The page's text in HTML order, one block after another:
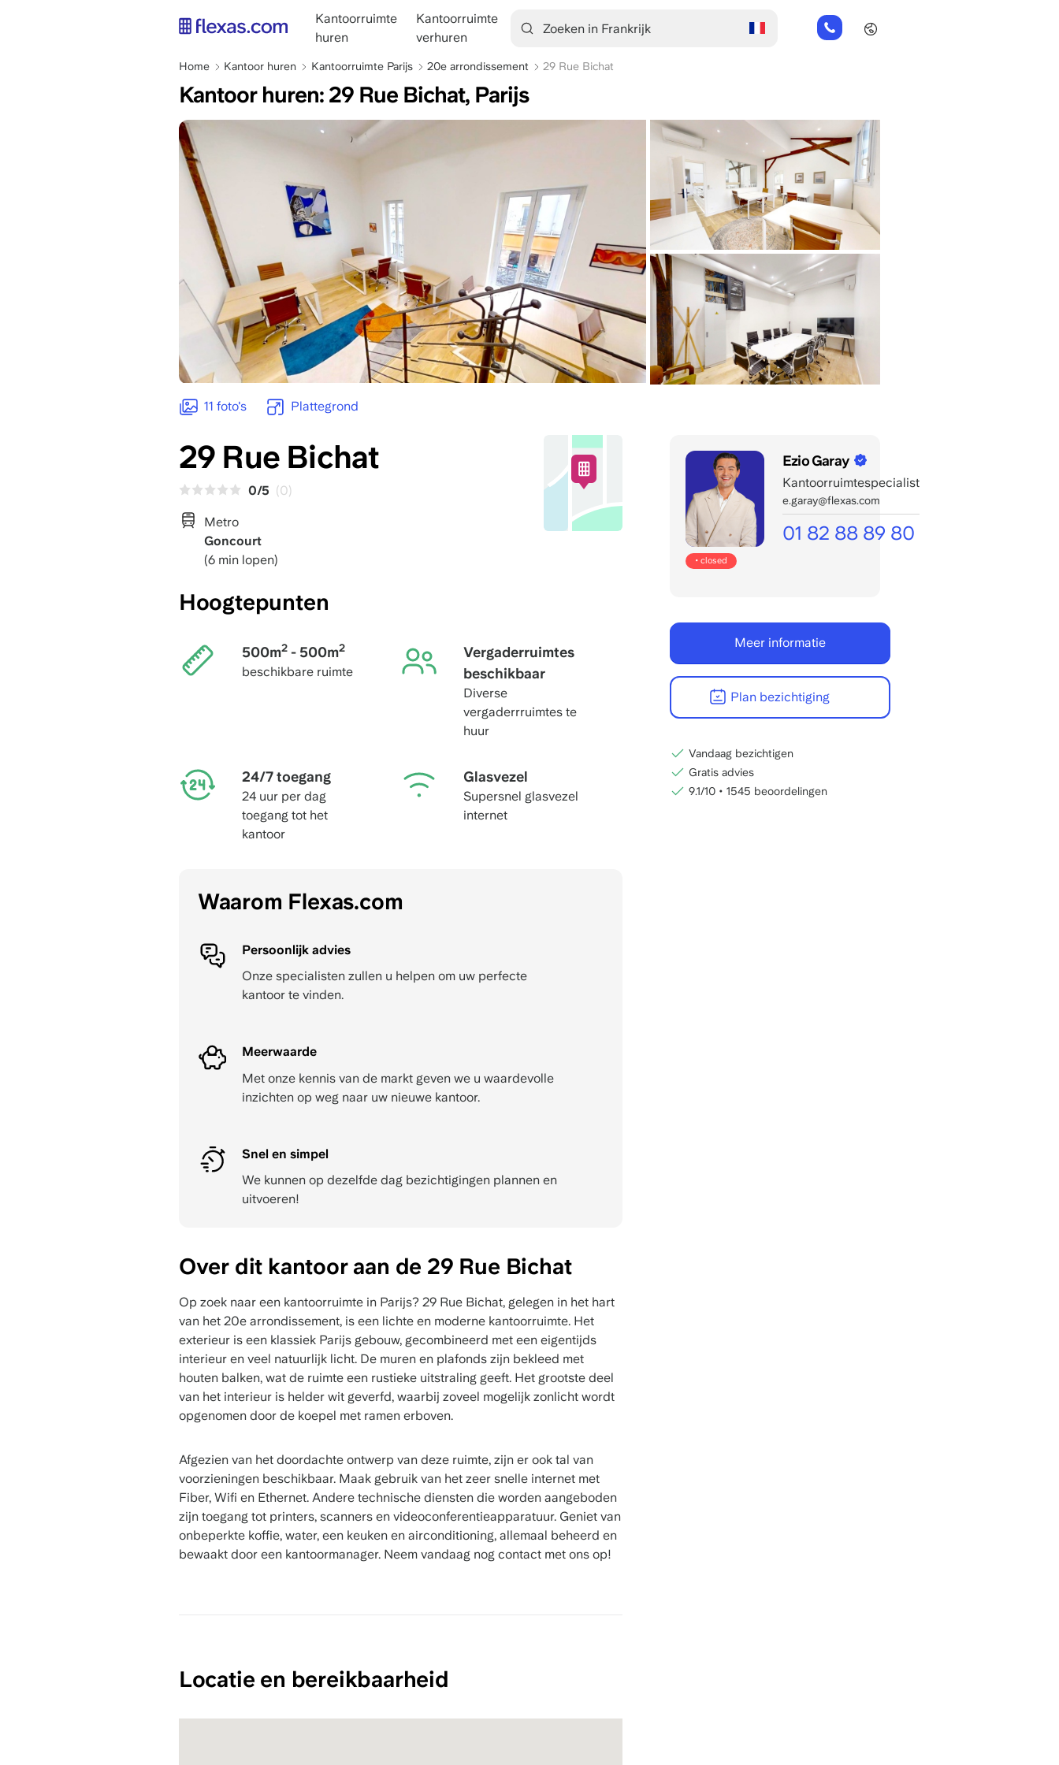
main
navigation
Kantoorruimte
huren
Kantoorruimte
verhuren
01
82
Kruimelpad
Home Kantoor huren Kantoorruimte Parijs 20e arrondissement 29 Rue Bichat
Kantoor huren: 29 Rue Bichat, Parijs
11 foto's Plattegrond
29 Rue Bichat
0/5 (0)
Metro
Goncourt
(6 min lopen)
Hoogtepunten
500m2- 500m2
beschikbare ruimte
Vergaderruimtes
beschikbaar
Diverse
vergaderrruimtes te
huur
24/7 toegang
24 uur per dag
toegang tot het
kantoor
Glasvezel
Supersnel glasvezel
internet
Waarom Flexas.com
Persoonlijk advies
Onze specialisten zullen u helpen om uw perfecte
kantoor te vinden.
Meerwaarde
Met onze kennis van de markt geven we u waardevolle
inzichten op weg naar uw nieuwe kantoor.
Snel en simpel
We kunnen op dezelfde dag bezichtigingen plannen en
uitvoeren!
Over dit kantoor aan de 29 Rue Bichat
Op zoek naar een kantoorruimte in Parijs? 29 Rue Bichat, gelegen in het hart
van het 20e arrondissement, is een lichte en moderne kantoorruimte. Het
exterieur is een klassiek Parijs gebouw, gecombineerd met een eigentijds
interieur en veel natuurlijk licht. De muren en plafonds zijn bekleed met
houten balken, wat de ruimte een rustieke uitstraling geeft. Het grootste deel
van het interieur is helder wit geverfd, waarbij zoveel mogelijk zonlicht wordt
opgenomen door de koepel met ramen erboven.
Afgezien van het doordachte ontwerp van deze ruimte, zijn er ook tal van
voorzieningen beschikbaar. Maak gebruik van het zeer snelle internet met
Fiber, Wifi en Ethernet. Andere technische diensten die worden aangeboden
zijn toegang tot printers, scanners en videoconferentieapparatuur. Geniet van
onbeperkte koffie, water, een keuken en airconditioning, allemaal beheerd en
bewaakt door een kantoormanager. Neem vandaag nog contact met ons op!
Locatie en bereikbaarheid
• closed
Ezio Garay
Kantoorruimtespecialist
e.garay@flexas.com
01 82 88 89 80
CET
Meer informatie
Plan bezichtiging
Vandaag bezichtigen
Gratis advies
9.1/10 • 1545 beoordelingen